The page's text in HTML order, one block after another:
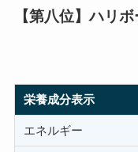
【第八位】ハリ
栄養成分表示
エネルギー